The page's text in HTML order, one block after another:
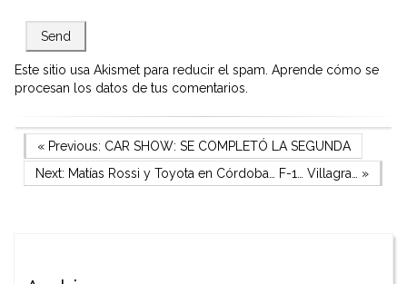
Este sitio usa Akismet para reducir el spam. Aprende cómo se
procesan los datos de tus comentarios.
Navegación
de
Previous Post
« Previous: CAR SHOW: SE COMPLETÓ LA SEGUNDA
Next Post
Next: Matías Rossi y Toyota en Córdoba… F-1… Villagra… »